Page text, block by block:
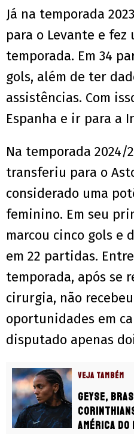
Já na temporada
para o Levante e fez
temporada. Em 34
gols, além de ter
assistências. Com
Espanha e ir para a
Na temporada 2024/
transferiu para o
considerado uma
feminino. Em seu
marcou cinco gols e
em 22 partidas.
temporada, após se
cirurgia, não
oportunidades em
disputado apenas
VEJA TAMBÉM
Geyse,
América do